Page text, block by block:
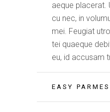
aeque placerat.
cu nec, in
mei. Feugiat
tei quaeque
eu, id accusam
EASY